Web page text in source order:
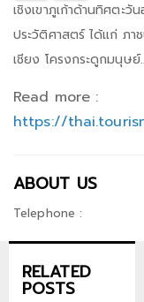
เชิงเขาภูเก้าด้านทิศต
ประวัติศาสตร์ ได้แก่ ภา
เชียง โครงกระดูกมนุษย์
Read more :
https://
ABOUT US
Telephone :
RELATED
POSTS